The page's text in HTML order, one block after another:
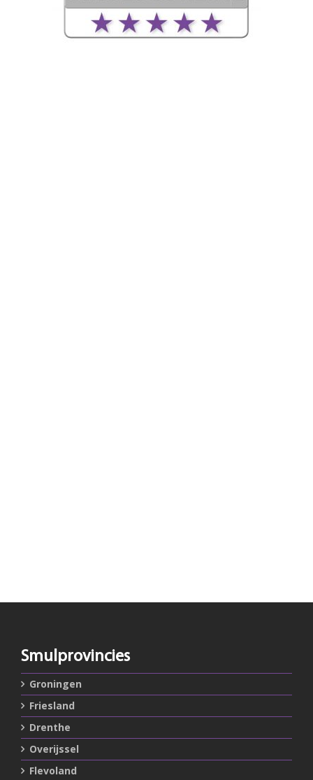
Smulprovincies
Groningen
Friesland
Drenthe
Overijssel
Flevoland